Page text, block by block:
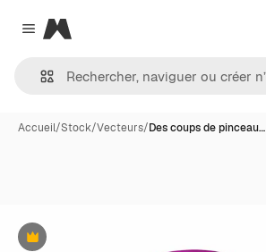
Close menu
Magnific
Accueil/Stock/Vecteurs/Des coups de pinceau…
Premium